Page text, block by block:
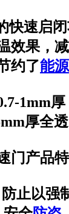
快速启
效果，
约了能源
1mm
厚全透
门产品特
止以强